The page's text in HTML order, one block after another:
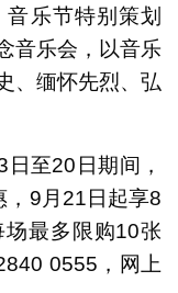
乐节特别策划
音乐会，以音乐
、缅怀先烈、弘
至20日期间，
，9月21日起享8
最多限购10张
0555，网上